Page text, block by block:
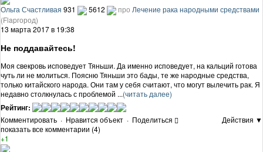
Ольга Счастливая 931 5612 про Лечение рака народными средствами
(Flapгород)
13 марта 2017 в 19:38
Не поддавайтесь!
Моя свекровь исповедует Тяньши. Да именно исповедует, на кальций готова
чуть ли не молиться. Поясню Тяньши это бады, те же народные средства,
только китайского народа. Они там у себя считают, что могут вылечить рак. Я
недавно столкнулась с проблемой ...(читать далее)
Рейтинг:
Комментировать · Нравится объект · Поделиться
Действия ▼
показать все комментарии (4)
+1